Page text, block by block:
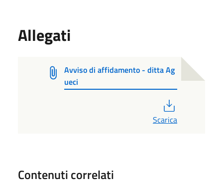
Allegati
Avviso di affidamento - ditta Ag
ueci
Scarica
Contenuti correlati